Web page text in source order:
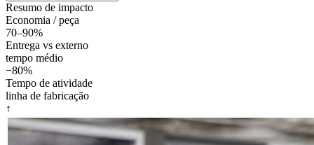
Resumo de impacto
Economia / peça
70–90%
Entrega vs externo
tempo médio
−80%
Tempo de atividade
linha de fabricação
↑